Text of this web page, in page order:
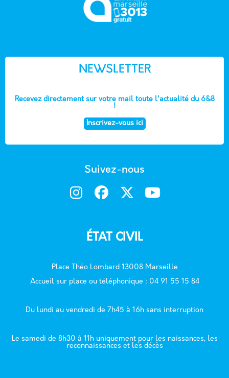
NEWSLETTER
Recevez directement sur votre mail toute l'actualité du 6&8
!
Inscrivez-vous ici
Suivez-nous
ÉTAT CIVIL
Place Théo Lombard 13008 Marseille
Accueil sur place ou téléphonique : 04 91 55 15 84
Du lundi au vendredi de 7h45 à 16h sans interruption
Le samedi de 8h30 à 11h uniquement pour les naissances, les
reconnaissances et les décès